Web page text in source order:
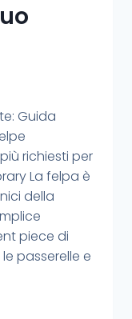
Guida
richiesti per
La felpa è
della
piece di
passerelle e